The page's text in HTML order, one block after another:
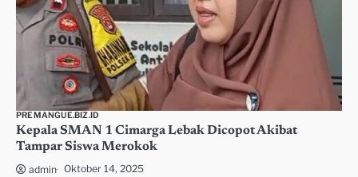
PREMANGUE.BIZ.ID
Kepala SMAN 1 Cimarga Lebak Dicopot Akibat
Tampar Siswa Merokok
admin Oktober 14, 2025